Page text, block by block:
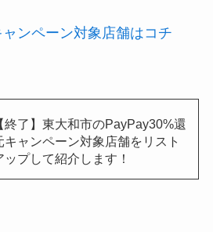
ンペーン対象店舗はコチ
終了】東大和市のPayPay30%還
キャンペーン対象店舗をリスト
ップして紹介します！